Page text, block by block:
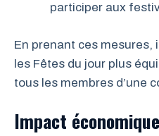
participer aux
En prenant ces mesures,
les Fêtes du jour plus
tous les membres d’une
Impact économique